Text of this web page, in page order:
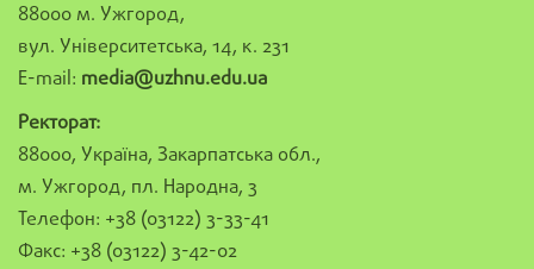
88000 м. Ужгород,
вул. Університетська, 14, к. 231
E-mail: media@uzhnu.edu.ua
Ректорат:
88000, Україна, Закарпатська обл.,
м. Ужгород, пл. Народна, 3
Телефон: +38 (03122) 3-33-41
Факс: +38 (03122) 3-42-02